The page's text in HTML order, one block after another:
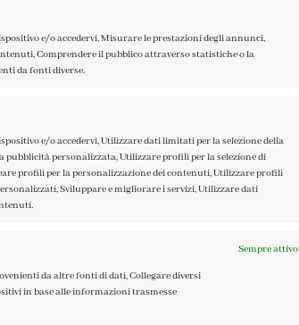
e/o accedervi, Misurare le prestazioni degli annunci,
Comprendere il pubblico attraverso statistiche o la
da fonti diverse.
e/o accedervi, Utilizzare dati limitati per la selezione della
pubblicità personalizzata, Utilizzare profili per la selezione di
profili per la personalizzazione dei contenuti, Utilizzare profili
Sviluppare e migliorare i servizi, Utilizzare dati
Sempre attivo
da altre fonti di dati, Collegare diversi
in base alle informazioni trasmesse